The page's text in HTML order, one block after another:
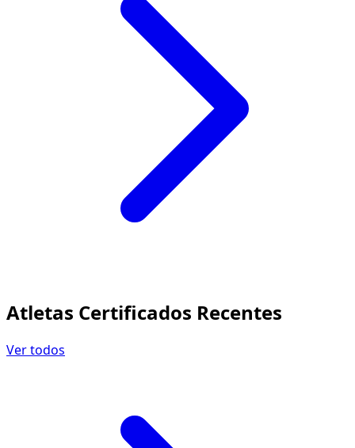
Atletas Certificados Recentes
Ver todos